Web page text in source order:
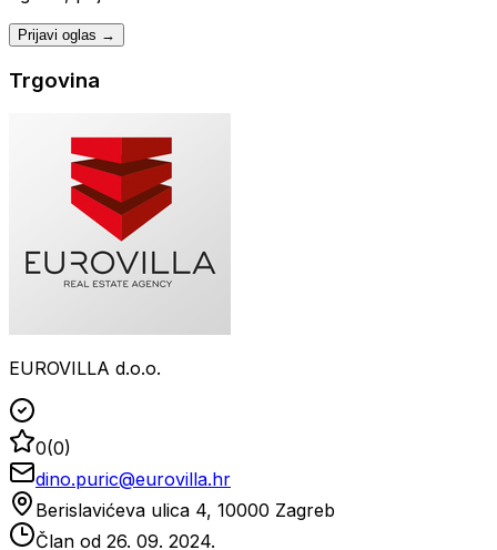
Prijavi oglas →
Trgovina
EUROVILLA d.o.o.
0(0)
dino.puric@eurovilla.hr
Berislavićeva ulica 4, 10000 Zagreb
Član od 26. 09. 2024.